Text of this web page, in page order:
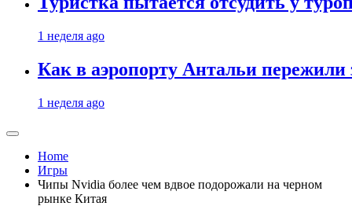
1 неделя ago
Как в аэропорту Антальи
1 неделя ago
Home
Игры
Чипы Nvidia более чем вдвое подорожали на черном
рынке Китая